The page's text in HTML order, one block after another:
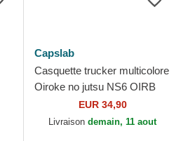
Capslab
Casquette trucker multicolore
Oiroke no jutsu NS6 OIRB
Naruto Capslab
EUR 34,90
Livraison demain, 11 aout